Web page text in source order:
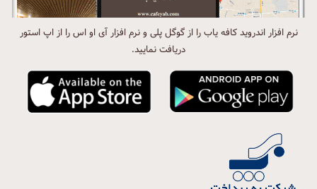
نرم افزار اندروید کافه یاب را از گوگل پلی و نرم افزار آی او اس را از اپ استور
دریافت نمایید.